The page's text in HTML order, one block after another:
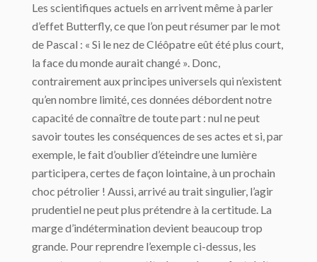
Les scientifiques actuels en arrivent même à parler
d’effet Butterfly, ce que l’on peut résumer par le mot
de Pascal : « Si le nez de Cléôpatre eût été plus court,
la face du monde aurait changé ». Donc,
contrairement aux principes universels qui n’existent
qu’en nombre limité, ces données débordent notre
capacité de connaître de toute part : nul ne peut
savoir toutes les conséquences de ses actes et si, par
exemple, le fait d’oublier d’éteindre une lumière
participera, certes de façon lointaine, à un prochain
choc pétrolier ! Aussi, arrivé au trait singulier, l’agir
prudentiel ne peut plus prétendre à la certitude. La
marge d’indétermination devient beaucoup trop
grande. Pour reprendre l’exemple ci-dessus, les